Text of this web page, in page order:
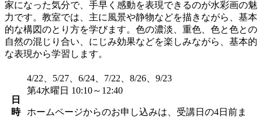
家になった気分で、手早く感動を表現できるのが水彩画の魅
力です。教室では、主に風景や静物などを描きながら、基本
的な構図のとり方を学びます。色の濃淡、重色、色と色との
自然の混じり合い、にじみ効果などを楽しみながら、基本的
な表現から学習します。
日
時
4/22、5/27、6/24、7/22、8/26、9/23
第4水曜日 10:10～12:40
ホームページからのお申し込みは、受講日の4日前ま